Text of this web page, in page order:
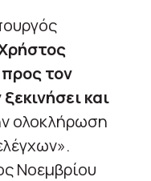
τον
και
ολοκλήρωση
Νοεμβρίου